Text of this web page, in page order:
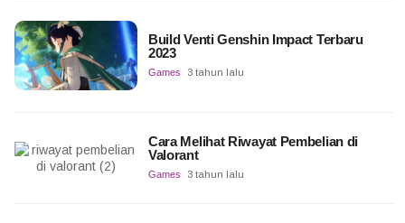
Build Venti Genshin Impact Terbaru
2023
Games 3 tahun lalu
Cara Melihat Riwayat Pembelian di
Valorant
Games 3 tahun lalu